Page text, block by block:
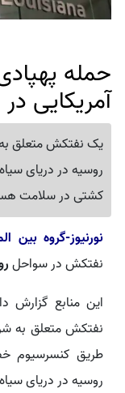
حمله
آمریکایی
یک نفتکش متعلق
روسیه در دریای
کشتی در سلامت
نورنیوز-گروه بین
نفتکش در سواحل
این منابع گزارش
نفتکش متعلق به
طریق کنسرسیوم
روسیه در دریای